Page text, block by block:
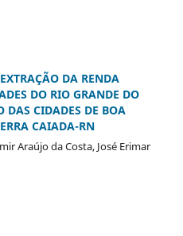
DA RENDA
DO RIO GRANDE DO
DAS CIDADES DE BOA
CAIADA-RN
Araújo da Costa, José Erimar